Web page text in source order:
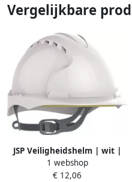
Vergelijkbare
JSP Veiligheidshelm | wit |
HDPE | EN 397 | 1 stuk
AJF030-000-100
1 webshop
€ 12,06